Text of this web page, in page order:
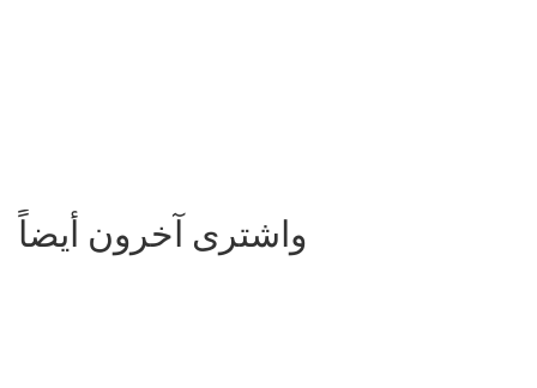
واشترى آخرون أيضاً